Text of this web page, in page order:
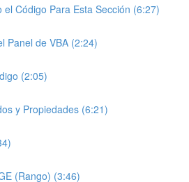
el Código Para Esta Sección (6:27)
Panel de VBA (2:24)
(2:05)
y Propiedades (6:21)
(Rango) (3:46)